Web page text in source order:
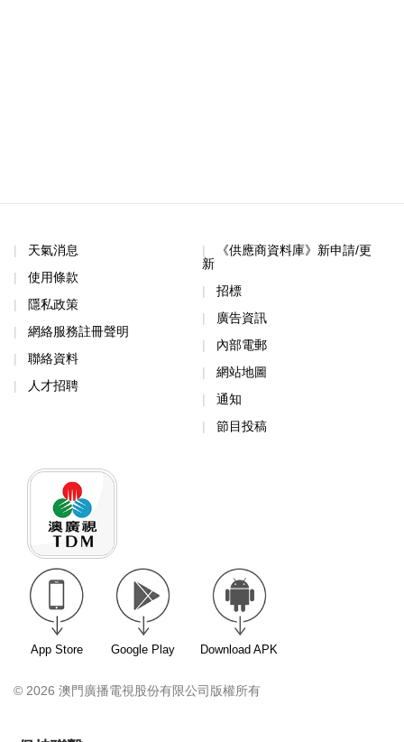
天氣消息
使用條款
隱私政策
網絡服務註冊聲明
聯絡資料
人才招聘
《供應商資料庫》新申請/更
新
招標
廣告資訊
內部電郵
網站地圖
通知
節目投稿
App Store Google Play Download APK
© 2026 澳門廣播電視股份有限公司版權所有